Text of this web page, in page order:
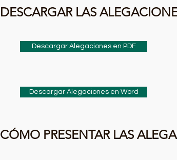
DESCARGAR LAS
Descargar Alegaciones en PDF
Descargar Alegaciones en Word
CÓMO PRESENTAR LAS